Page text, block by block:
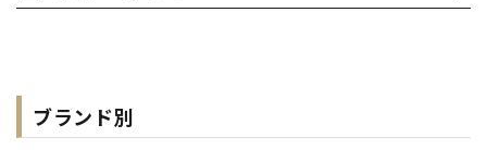
ブランド別